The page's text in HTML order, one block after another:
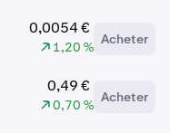
0,0054 €
1,20 %
Acheter
0,49 €
0,70 %
Acheter